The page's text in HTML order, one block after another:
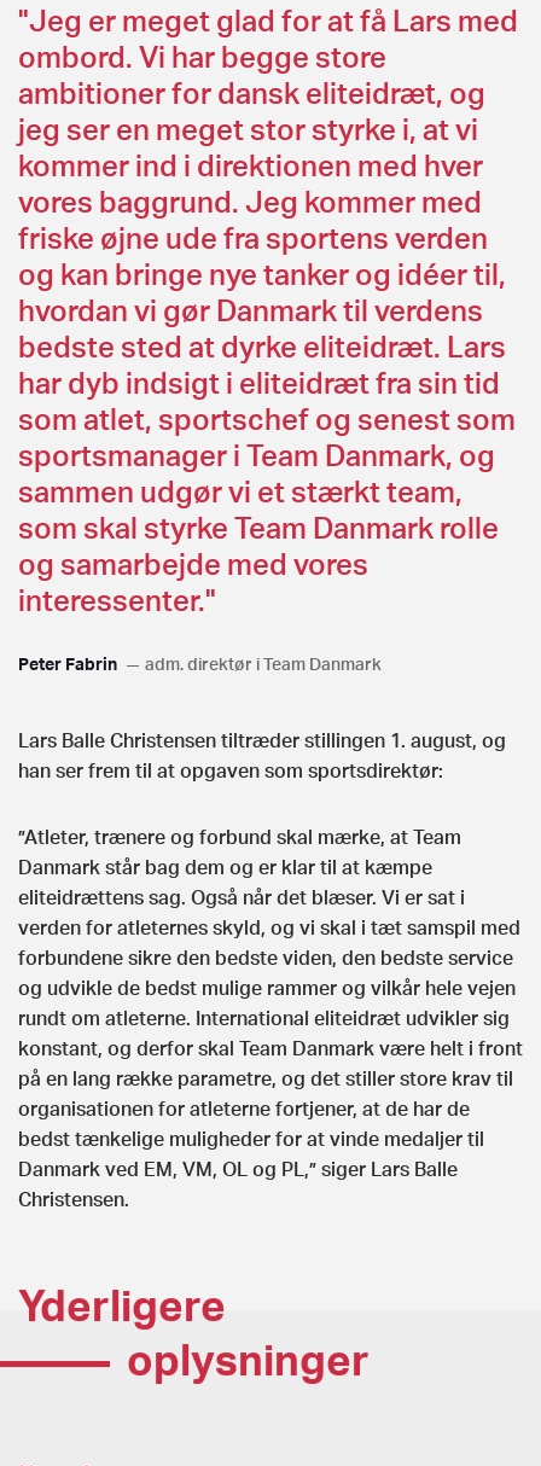
"Jeg er meget glad for at få Lars med
ombord. Vi har begge store
ambitioner for dansk eliteidræt, og
jeg ser en meget stor styrke i, at vi
kommer ind i direktionen med hver
vores baggrund. Jeg kommer med
friske øjne ude fra sportens verden
og kan bringe nye tanker og idéer til,
hvordan vi gør Danmark til verdens
bedste sted at dyrke eliteidræt. Lars
har dyb indsigt i eliteidræt fra sin tid
som atlet, sportschef og senest som
sportsmanager i Team Danmark, og
sammen udgør vi et stærkt team,
som skal styrke Team Danmark rolle
og samarbejde med vores
interessenter."
Peter Fabrin adm. direktør i Team Danmark
Lars Balle Christensen tiltræder stillingen 1. august, og
han ser frem til at opgaven som sportsdirektør:
”Atleter, trænere og forbund skal mærke, at Team
Danmark står bag dem og er klar til at kæmpe
eliteidrættens sag. Også når det blæser. Vi er sat i
verden for atleternes skyld, og vi skal i tæt samspil med
forbundene sikre den bedste viden, den bedste service
og udvikle de bedst mulige rammer og vilkår hele vejen
rundt om atleterne. International eliteidræt udvikler sig
konstant, og derfor skal Team Danmark være helt i front
på en lang række parametre, og det stiller store krav til
organisationen for atleterne fortjener, at de har de
bedst tænkelige muligheder for at vinde medaljer til
Danmark ved EM, VM, OL og PL,” siger Lars Balle
Christensen.
Yderligere
oplysninger